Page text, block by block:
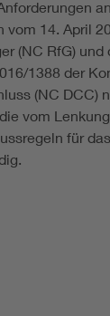
14. April
(NC RfG) und
1388 der
(NC DCC)
vom
für